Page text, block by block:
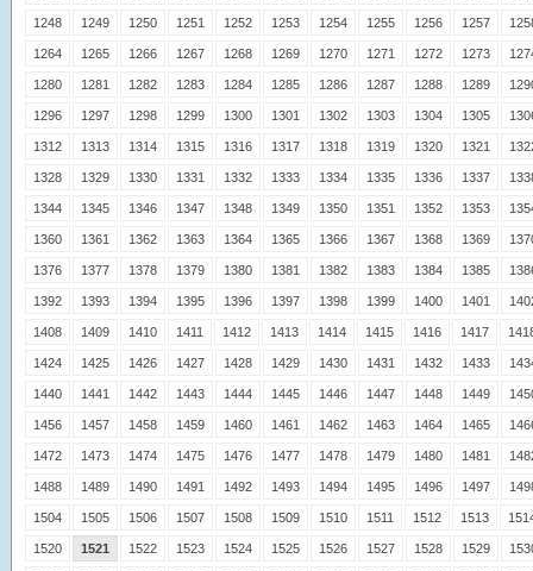
1248 1249 1250 1251 1252 1253 1254 1255 1256 1257
1264 1265 1266 1267 1268 1269 1270 1271 1272 1273
1280 1281 1282 1283 1284 1285 1286 1287 1288 1289
1296 1297 1298 1299 1300 1301 1302 1303 1304 1305
1312 1313 1314 1315 1316 1317 1318 1319 1320 1321
1328 1329 1330 1331 1332 1333 1334 1335 1336 1337
1344 1345 1346 1347 1348 1349 1350 1351 1352 1353
1360 1361 1362 1363 1364 1365 1366 1367 1368 1369
1376 1377 1378 1379 1380 1381 1382 1383 1384 1385
1392 1393 1394 1395 1396 1397 1398 1399 1400 1401
1408 1409 1410 1411 1412 1413 1414 1415 1416 1417
1424 1425 1426 1427 1428 1429 1430 1431 1432 1433
1440 1441 1442 1443 1444 1445 1446 1447 1448 1449
1456 1457 1458 1459 1460 1461 1462 1463 1464 1465
1472 1473 1474 1475 1476 1477 1478 1479 1480 1481
1488 1489 1490 1491 1492 1493 1494 1495 1496 1497
1504 1505 1506 1507 1508 1509 1510 1511 1512 1513
1520 1521 1522 1523 1524 1525 1526 1527 1528 1529